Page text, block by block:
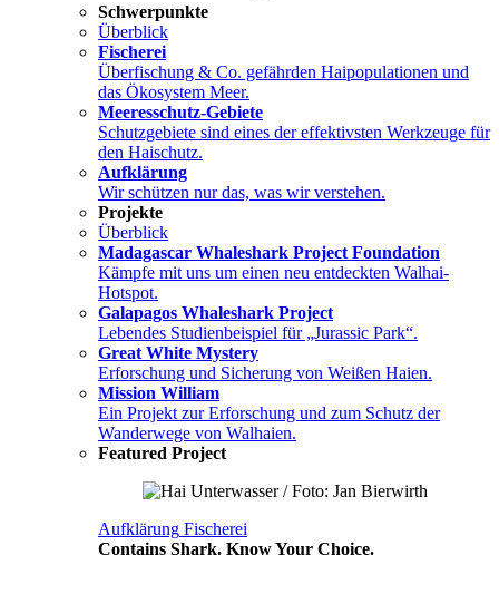
Schwerpunkte
Überblick
Fischerei
Überfischung & Co. gefährden Haipopulationen und
das Ökosystem Meer.
Meeresschutz-Gebiete
Schutzgebiete sind eines der effektivsten Werkzeuge für
den Haischutz.
Aufklärung
Wir schützen nur das, was wir verstehen.
Projekte
Überblick
Madagascar Whaleshark Project Foundation
Kämpfe mit uns um einen neu entdeckten Walhai-
Hotspot.
Galapagos Whaleshark Project
Lebendes Studienbeispiel für „Jurassic Park“.
Great White Mystery
Erforschung und Sicherung von Weißen Haien.
Mission William
Ein Projekt zur Erforschung und zum Schutz der
Wanderwege von Walhaien.
Featured Project
Aufklärung Fischerei
Contains Shark. Know Your Choice.